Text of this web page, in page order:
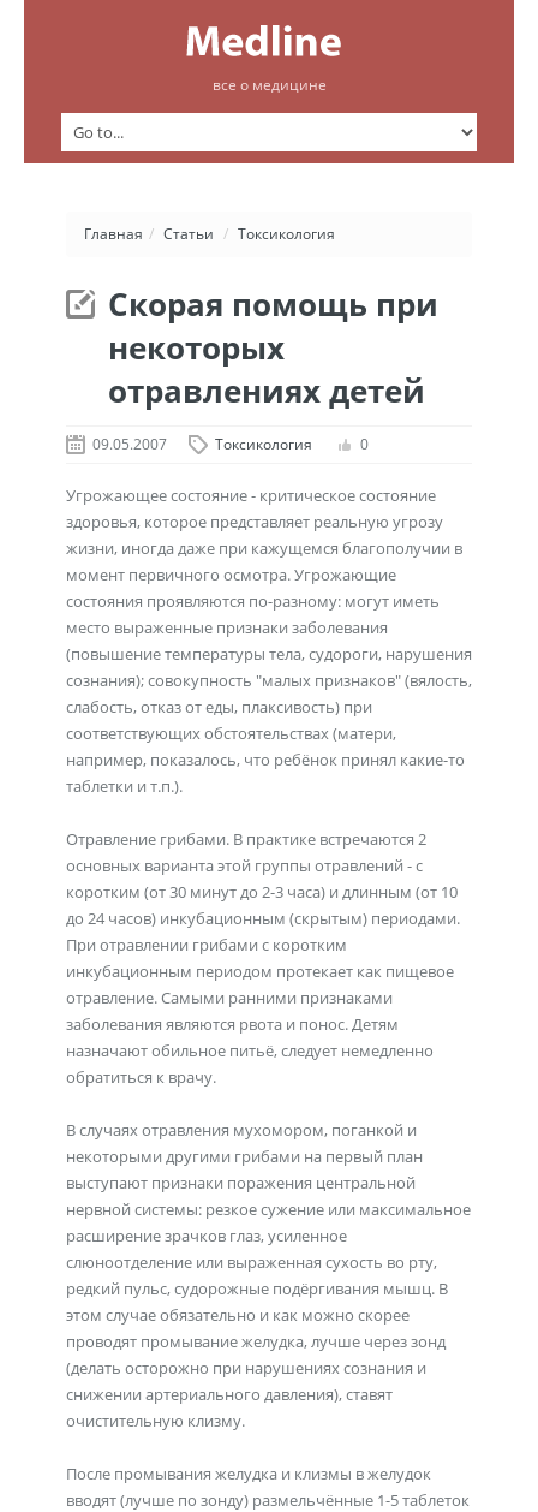
все о медицине
Главная / Статьи / Токсикология
Скорая помощь при
некоторых
отравлениях детей
09.05.2007 Токсикология 0
Угрожающее состояние - критическое состояние
здоровья, которое представляет реальную угрозу
жизни, иногда даже при кажущемся благополучии в
момент первичного осмотра. Угрожающие
состояния проявляются по-разному: могут иметь
место выраженные признаки заболевания
(повышение температуры тела, судороги, нарушения
сознания); совокупность "малых признаков" (вялость,
слабость, отказ от еды, плаксивость) при
соответствующих обстоятельствах (матери,
например, показалось, что ребёнок принял какие-то
таблетки и т.п.).
Отравление грибами. В практике встречаются 2
основных варианта этой группы отравлений - с
коротким (от 30 минут до 2-3 часа) и длинным (от 10
до 24 часов) инкубационным (скрытым) периодами.
При отравлении грибами с коротким
инкубационным периодом протекает как пищевое
отравление. Самыми ранними признаками
заболевания являются рвота и понос. Детям
назначают обильное питьё, следует немедленно
обратиться к врачу.
В случаях отравления мухомором, поганкой и
некоторыми другими грибами на первый план
выступают признаки поражения центральной
нервной системы: резкое сужение или максимальное
расширение зрачков глаз, усиленное
слюноотделение или выраженная сухость во рту,
редкий пульс, судорожные подёргивания мышц. В
этом случае обязательно и как можно скорее
проводят промывание желудка, лучше через зонд
(делать осторожно при нарушениях сознания и
снижении артериального давления), ставят
очистительную клизму.
После промывания желудка и клизмы в желудок
вводят (лучше по зонду) размельчённые 1-5 таблеток